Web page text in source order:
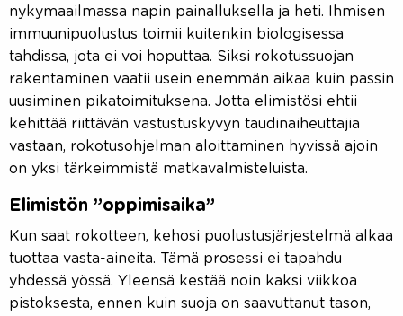
nykymaailmassa napin painalluksella ja heti. Ihmisen
immuunipuolustus toimii kuitenkin biologisessa
tahdissa, jota ei voi hoputtaa. Siksi rokotussuojan
rakentaminen vaatii usein enemmän aikaa kuin passin
uusiminen pikatoimituksena. Jotta elimistösi ehtii
kehittää riittävän vastustuskyvyn taudinaiheuttajia
vastaan, rokotusohjelman aloittaminen hyvissä ajoin
on yksi tärkeimmistä matkavalmisteluista.
Elimistön ”oppimisaika”
Kun saat rokotteen, kehosi puolustusjärjestelmä alkaa
tuottaa vasta-aineita. Tämä prosessi ei tapahdu
yhdessä yössä. Yleensä kestää noin kaksi viikkoa
pistoksesta, ennen kuin suoja on saavuttanut tason,